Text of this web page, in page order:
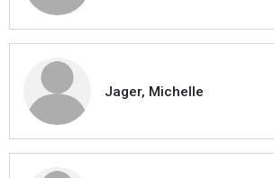
Jager, Michelle